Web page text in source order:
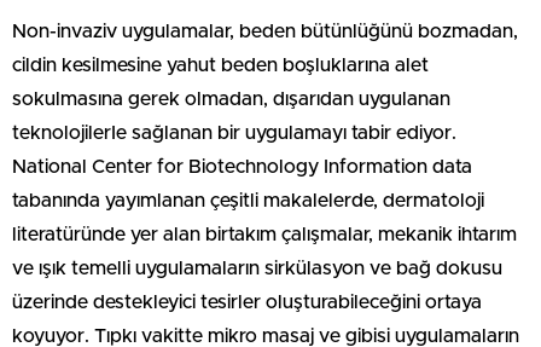
Non-invaziv uygulamalar, beden bütünlüğünü bozmadan,
cildin kesilmesine yahut beden boşluklarına alet
sokulmasına gerek olmadan, dışarıdan uygulanan
teknolojilerIe sağlanan bir uygulamayı tabir ediyor.
National Center for Biotechnology Information data
tabanında yayımlanan çeşitli makalelerde, dermatoloji
literatüründe yer alan birtakım çalışmalar, mekanik ihtarım
ve ışık temelli uygulamaların sirkülasyon ve bağ dokusu
üzerinde destekleyici tesirler oluşturabileceğini ortaya
koyuyor. Tıpkı vakitte mikro masaj ve gibisi uygulamaların